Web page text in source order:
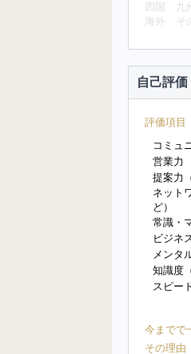
四国
九
海外
そ
自己評価
評価項目
コミュ
営業力
提案力
ネット
ど）
常識・
ビジネ
メンタ
知識度
スピー
今までで
その理由